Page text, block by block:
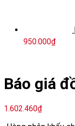
950.000₫
Báo giá
1.602.460₫